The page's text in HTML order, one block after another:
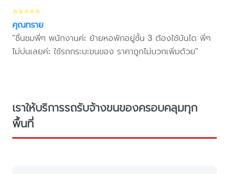
⭐⭐⭐⭐⭐
คุณทราย
"ชื่นชมพี่ๆ พนักงานค่ะ ย้ายหอพักอยู่ชั้น 3 ต้องใช้บันได พี่ๆ
ไม่บ่นเลยค่ะ ใช้รถกระบะขนของ ราคาถูกไม่บวกเพิ่มด้วย"
เราให้บริการรถรับจ้างขนของครอบคลุมทุก
พื้นที่